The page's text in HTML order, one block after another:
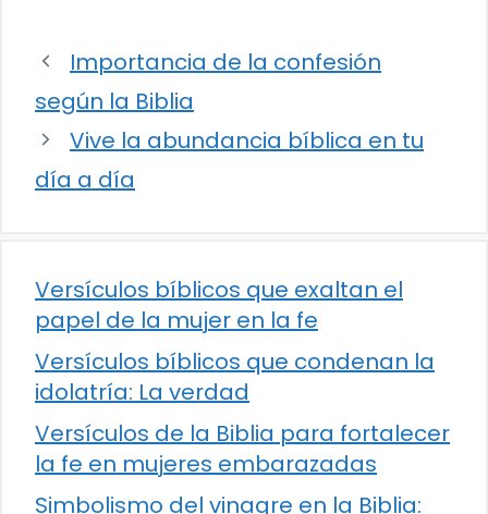
Importancia de la confesión
según la Biblia
Vive la abundancia bíblica en tu
día a día
Versículos bíblicos que exaltan el
papel de la mujer en la fe
Versículos bíblicos que condenan la
idolatría: La verdad
Versículos de la Biblia para fortalecer
la fe en mujeres embarazadas
Simbolismo del vinagre en la Biblia: